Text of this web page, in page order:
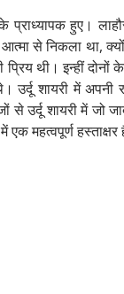
हुए।
से निकला था,
थी। इन्हीं दोनों
शायरी में अपनी
उर्दू शायरी में जो
महत्वपूर्ण हस्ताक्षर